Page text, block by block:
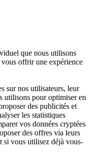
que nous utilisons
offrir une expérience
sur nos utilisateurs, leur
utilisons pour optimiser en
des publicités et
les statistiques
vos données cryptées
des offres via leurs
si vous utilisez déjà vous-